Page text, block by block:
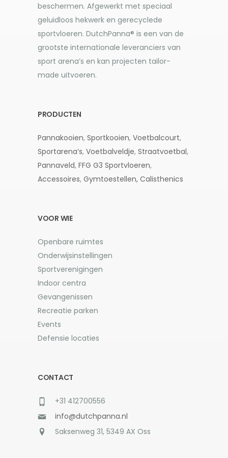
beschermen. Afgewerkt met speciaal
geluidloos hekwerk en gerecyclede
sportvloeren. DutchPanna® is een van de
grootste internationale leveranciers van
sport arena’s en kan projecten tailor-
made uitvoeren.
PRODUCTEN
Pannakooien, Sportkooien, Voetbalcourt,
Sportarena’s, Voetbalveldje, Straatvoetbal,
Pannaveld, FFG G3 Sportvloeren,
Accessoires, Gymtoestellen, Calisthenics
VOOR WIE
Openbare ruimtes
Onderwijsinstellingen
Sportverenigingen
Indoor centra
Gevangenissen
Recreatie parken
Events
Defensie locaties
CONTACT
+31 412700556
info@dutchpanna.nl
Saksenweg 31, 5349 AX Oss